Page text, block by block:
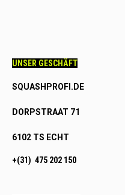
UNSER GESCHÄFT
SQUASHPROFI.DE
DORPSTRAAT 71
6102 TS ECHT
+(31) 475 202 150